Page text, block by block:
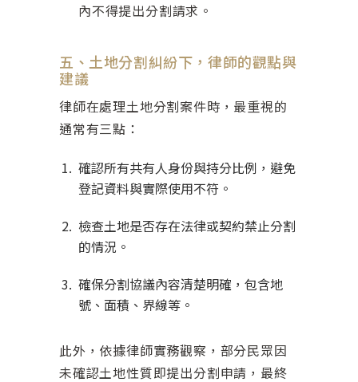
內不得提出分割請求。
五、土地分割糾紛下，律師的觀點與
建議
律師在處理土地分割案件時，最重視的
通常有三點：
確認所有共有人身份與持分比例，避免
登記資料與實際使用不符。
檢查土地是否存在法律或契約禁止分割
的情況。
確保分割協議內容清楚明確，包含地
號、面積、界線等。
此外，依據律師實務觀察，部分民眾因
未確認土地性質即提出分割申請，最終